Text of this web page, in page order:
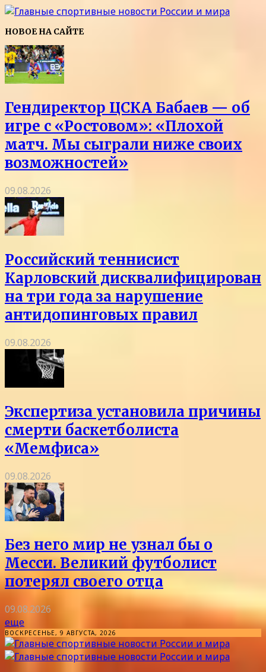
НОВОЕ НА САЙТЕ
Гендиректор ЦСКА Бабаев — об
игре с «Ростовом»: «Плохой
матч. Мы сыграли ниже своих
возможностей»
09.08.2026
Российский теннисист
Карловский дисквалифицирован
на три года за нарушение
антидопинговых правил
09.08.2026
Экспертиза установила причины
смерти баскетболиста
«Мемфиса»
09.08.2026
Без него мир не узнал бы о
Месси. Великий футболист
потерял своего отца
09.08.2026
еще
ВОСКРЕСЕНЬЕ, 9 АВГУСТА, 2026